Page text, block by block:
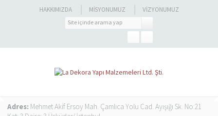
HAKKIMIZDA MISYONUMUZ VIZYONUMUZ
Adres: Mehmet Akif Ersoy Mah. Çamlıca Yolu Cad. Ayışığı Sk. No:21